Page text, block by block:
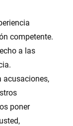
competente.
a las
acusaciones,
poner